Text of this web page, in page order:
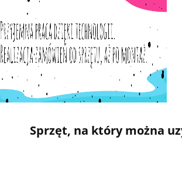
Sprzęt, na który można